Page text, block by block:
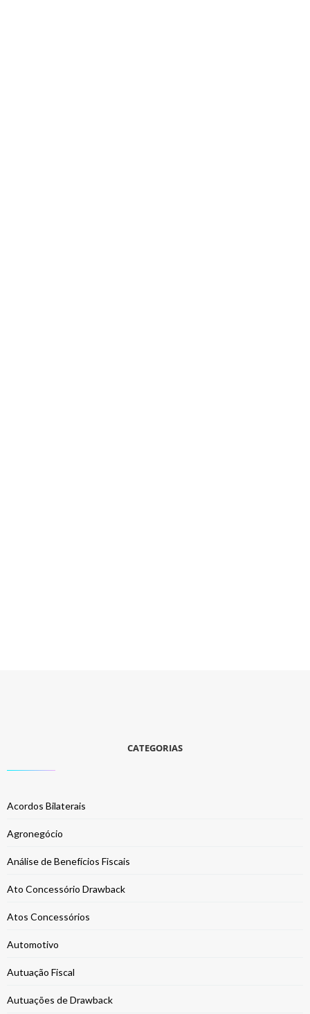
CATEGORIAS
Acordos Bilaterais
Agronegócio
Análise de Benefícios Fiscais
Ato Concessório Drawback
Atos Concessórios
Automotivo
Autuação Fiscal
Autuações de Drawback